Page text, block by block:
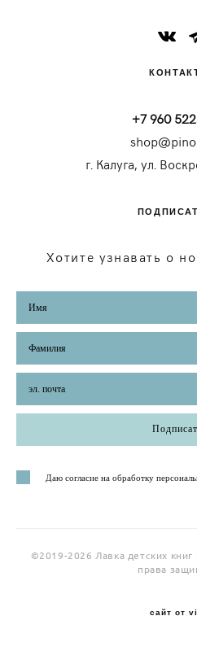
+7 960
г. Калуга, ул.
Хотите узнавать о
Даю согласие на обработку
©2019-2026 Лавка детских
права
сайт от